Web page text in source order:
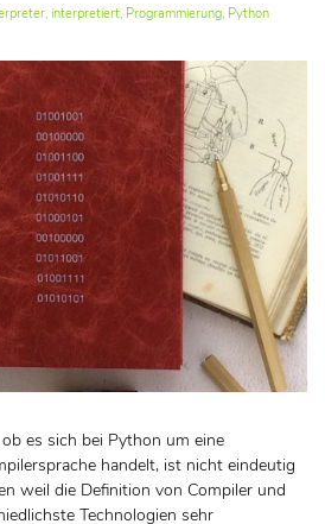
, interpretiert, Programmierung, Python
es sich bei Python um eine
handelt, ist nicht eindeutig
weil die Definition von Compiler und
Technologien sehr